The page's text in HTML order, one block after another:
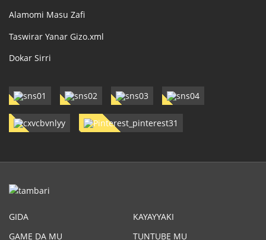
Alamomi Masu Zafi
Taswirar Yanar Gizo.xml
Dokar Sirri
GIDA
KAYAYYAKI
GAME DA MU
TUNTUBE MU